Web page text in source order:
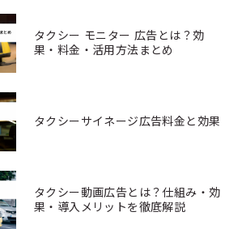
タクシー モニター 広告とは？効
果・料金・活用方法まとめ
タクシーサイネージ広告料金と効果
タクシー動画広告とは？仕組み・効
果・導入メリットを徹底解説